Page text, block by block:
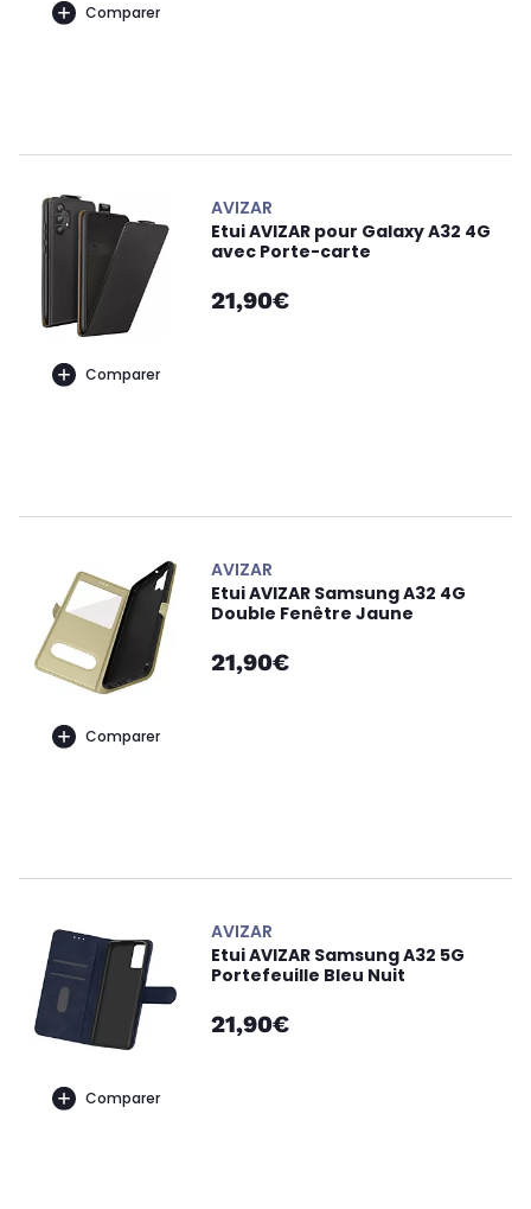
Comparer
Comparer
AVIZAR
Etui AVIZAR pour Galaxy A32 4G
avec Porte-carte
21,90€
Comparer
AVIZAR
Etui AVIZAR Samsung A32 4G
Double Fenêtre Jaune
21,90€
Comparer
AVIZAR
Etui AVIZAR Samsung A32 5G
Portefeuille Bleu Nuit
21,90€